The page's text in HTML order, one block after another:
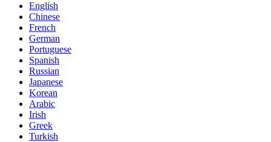
English
Chinese
French
German
Portuguese
Spanish
Russian
Japanese
Korean
Arabic
Irish
Greek
Turkish